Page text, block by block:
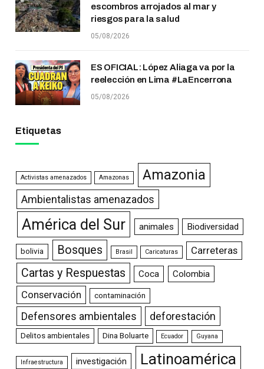
escombros arrojados al mar y
riesgos para la salud
05/08/2026
ES OFICIAL: López Aliaga va por la
reelección en Lima #LaEncerrona
05/08/2026
Etiquetas
Activistas amenazados Amazonas Amazonia
Ambientalistas amenazados
América del Sur animales Biodiversidad
bolivia Bosques Brasil Caricaturas Carreteras
Cartas y Respuestas Coca Colombia
Conservación contaminación
Defensores ambientales deforestación
Delitos ambientales Dina Boluarte Ecuador Guyana
Infraestructura investigación Latinoamérica